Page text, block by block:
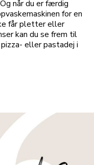
når du er færdig
for en
får pletter eller
kan du se frem til
eller pastadej i